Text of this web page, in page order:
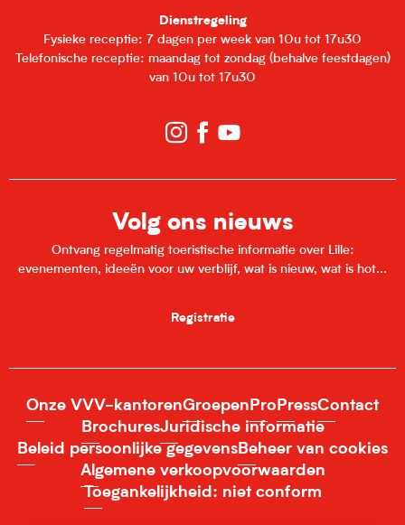
Dienstregeling
Fysieke receptie: 7 dagen per week van 10u tot 17u30
Telefonische receptie: maandag tot zondag (behalve feestdagen)
van 10u tot 17u30
Volg ons nieuws
Ontvang regelmatig toeristische informatie over Lille:
evenementen, ideeën voor uw verblijf, wat is nieuw, wat is hot...
Registratie
Onze VVV-kantorenGroepen Pro PressContact
BrochuresJuridische informatie
Beleid persoonlijke gegevensBeheer van cookies
Algemene verkoopvoorwaarden
Toegankelijkheid: niet conform